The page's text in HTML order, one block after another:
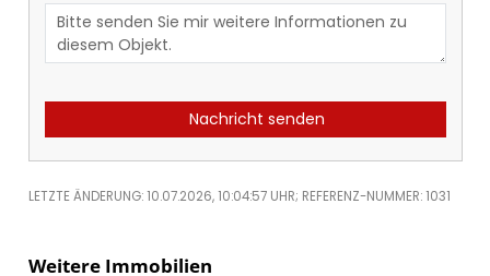
Nachricht senden
LETZTE ÄNDERUNG: 10.07.2026, 10:04:57 UHR; REFERENZ-NUMMER: 1031
Weitere Immobilien